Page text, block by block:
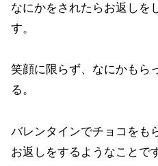
なにかをされたらお返しを
す。
笑顔に限らず、なにかもら
る。
バレンタインでチョコをも
お返しをするようなことで